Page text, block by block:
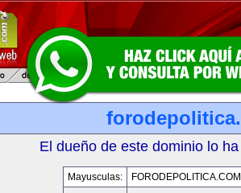
El dueño de este dominio lo
Mayusculas:
FORODEPOLITICA.COM